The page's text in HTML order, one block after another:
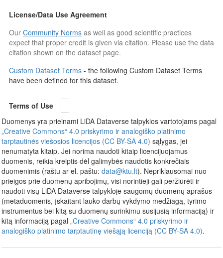
License/Data Use Agreement
Our Community Normsas well as good scientific practices
expect that proper credit is given via citation. Please use the data
citation shown on the dataset page.
Custom Dataset Terms - the following Custom Dataset Terms
have been defined for this dataset.
Terms of Use
Duomenys yra prieinami LiDA Dataverse talpyklos vartotojams pagal
„Creative Commons“ 4.0 priskyrimo ir analogiško platinimo
tarptautinės viešosios licencijos (CC BY-SA 4.0) sąlygas, jei
nenumatyta kitaip. Jei norima naudoti kitaip licencijuojamus
duomenis, reikia kreiptis dėl galimybės naudotis konkrečiais
duomenimis (raštu ar el. paštu: data@ktu.lt). Nepriklausomai nuo
prieigos prie duomenų apribojimų, visi norintieji gali peržiūrėti ir
naudoti visų LiDA Dataverse talpykloje saugomų duomenų aprašus
(metaduomenis, įskaitant lauko darbų vykdymo medžiagą, tyrimo
instrumentus bei kitą su duomenų surinkimu susijusią informaciją) ir
kitą informaciją pagal „Creative Commons“ 4.0 priskyrimo ir
analogiško platinimo tarptautinę viešąją licenciją (CC BY-SA 4.0).